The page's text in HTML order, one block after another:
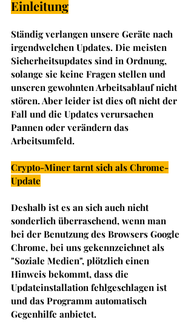
Einleitung
Ständig verlangen unsere Geräte nach
irgendwelchen Updates. Die meisten
Sicherheitsupdates sind in Ordnung,
solange sie keine Fragen stellen und
unseren gewohnten Arbeitsablauf nicht
stören. Aber leider ist dies oft nicht der
Fall und die Updates verursachen
Pannen oder verändern das
Arbeitsumfeld.
Crypto-Miner tarnt sich als Chrome-
Update
Deshalb ist es an sich auch nicht
sonderlich überraschend, wenn man
bei der Benutzung des Browsers Google
Chrome, bei uns gekennzeichnet als
"Soziale Medien", plötzlich einen
Hinweis bekommt, dass die
Updateinstallation fehlgeschlagen ist
und das Programm automatisch
Gegenhilfe anbietet.